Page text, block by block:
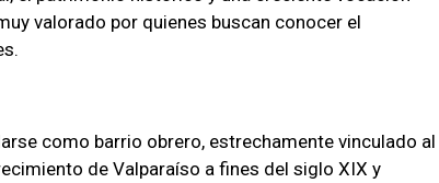
valorado por quienes buscan conocer el
como barrio obrero, estrechamente vinculado al
de Valparaíso a fines del siglo XIX y